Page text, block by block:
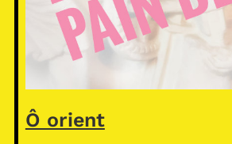
Ô orient